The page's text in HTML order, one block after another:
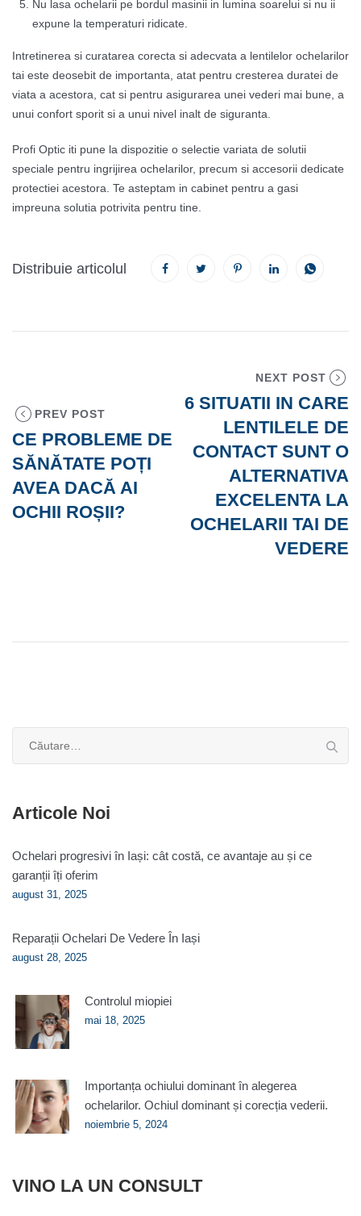
Nu lasa ochelarii pe bordul masinii in lumina soarelui si nu ii
expune la temperaturi ridicate.
Intretinerea si curatarea corecta si adecvata a lentilelor ochelarilor
tai este deosebit de importanta, atat pentru cresterea duratei de
viata a acestora, cat si pentru asigurarea unei vederi mai bune, a
unui confort sporit si a unui nivel inalt de siguranta.
Profi Optic iti pune la dispozitie o selectie variata de solutii
speciale pentru ingrijirea ochelarilor, precum si accesorii dedicate
protectiei acestora. Te asteptam in cabinet pentru a gasi
impreuna solutia potrivita pentru tine.
Distribuie articolul
PREV POST
CE PROBLEME DE
SĂNĂTATE POȚI
AVEA DACĂ AI
OCHII ROȘII?
NEXT POST
6 SITUATII IN CARE
LENTILELE DE
CONTACT SUNT O
ALTERNATIVA
EXCELENTA LA
OCHELARII TAI DE
VEDERE
Articole Noi
Ochelari progresivi în Iași: cât costă, ce avantaje au și ce
garanții îți oferim
august 31, 2025
Reparații Ochelari De Vedere În Iași
august 28, 2025
Controlul miopiei
mai 18, 2025
Importanța ochiului dominant în alegerea
ochelarilor. Ochiul dominant și corecția vederii.
noiembrie 5, 2024
VINO LA UN CONSULT